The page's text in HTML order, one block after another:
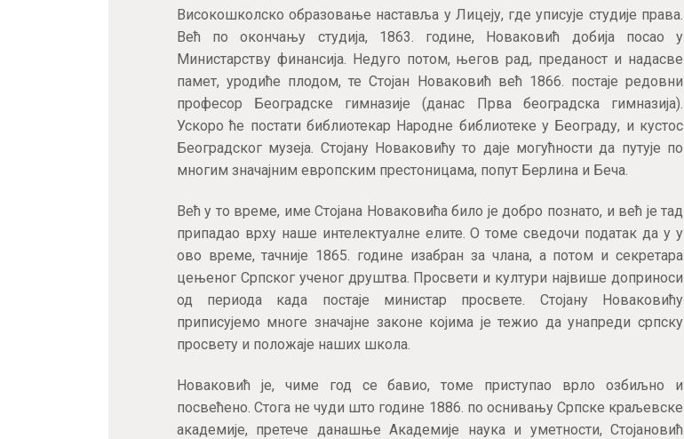
Високошколско образовање наставља у Лицеју, где уписује студије права.
Већ по окончању студија, 1863. године, Новаковић добија посао у
Министарству финансија. Недуго потом, његов рад, преданост и надасве
памет, уродиће плодом, те Стојан Новаковић већ 1866. постаје редовни
професор Београдске гимназије (данас Прва београдска гимназија).
Ускоро ће постати библиотекар Народне библиотеке у Београду, и кустос
Београдског музеја. Стојану Новаковићу то даје могућности да путује по
многим значајним европским престоницама, попут Берлина и Беча.
Већ у то време, име Стојана Новаковића било је добро познато, и већ је тад
припадао врху наше интелектуалне елите. О томе сведочи податак да у у
ово време, тачније 1865. године изабран за члана, а потом и секретара
цењеног Српског ученог друштва. Просвети и култури највише доприноси
од периода када постаје министар просвете. Стојану Новаковићу
приписујемо многе значајне законе којима је тежио да унапреди српску
просвету и положаје наших школа.
Новаковић је, чиме год се бавио, томе приступао врло озбиљно и
посвећено. Стога не чуди што године 1886. по оснивању Српске краљевске
академије, претече данашње Академије наука и уметности, Стојановић